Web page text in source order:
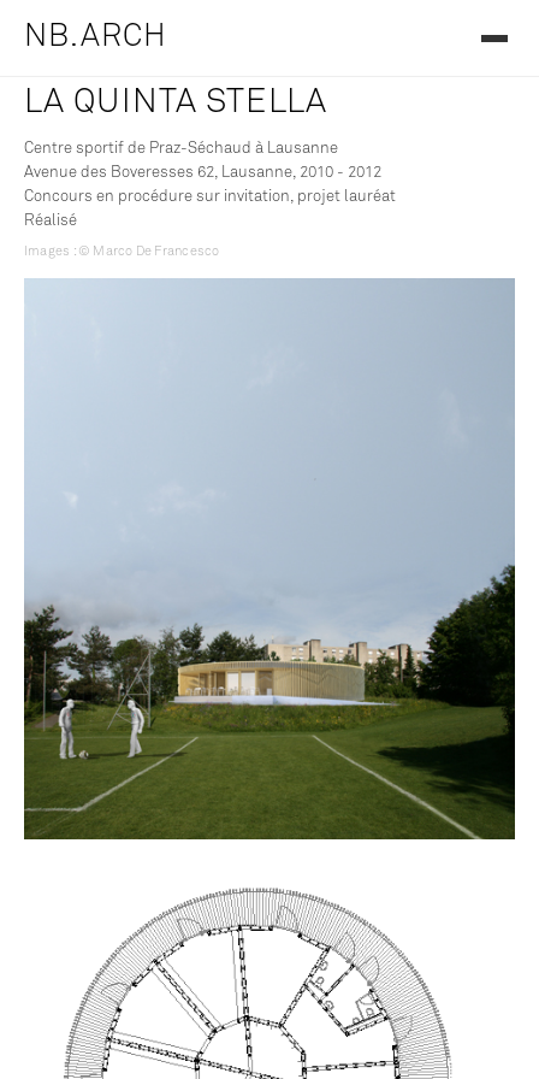
NB.ARCH
LA QUINTA STELLA
Centre sportif de Praz-Séchaud à Lausanne
Avenue des Boveresses 62, Lausanne, 2010 - 2012
Concours en procédure sur invitation, projet lauréat
Réalisé
Images : © Marco De Francesco